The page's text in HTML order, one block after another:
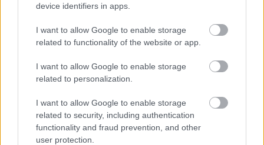
device identifiers in apps.
I want to allow Google to enable storage
related to functionality of the website or app.
I want to allow Google to enable storage
related to personalization.
I want to allow Google to enable storage
related to security, including authentication
functionality and fraud prevention, and other
user protection.
Ajánlott bejegyzések: